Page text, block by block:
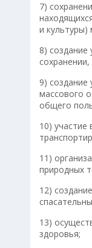
7)
и культуры)
8) создание
9) создание
массового
общего
10)
11)
природных
12)
13)
здоровья;